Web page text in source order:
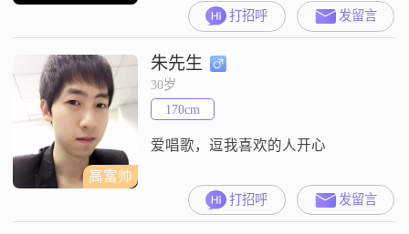
在3000元以下。我性格温柔体贴，
善解人意，总是愿意倾听他人的心
声，给予他们关怀和支持。我开朗
爱笑，善于与人相处，总能给周围
的人带来快乐和轻松的氛围。我富
有同理心，能够理解他人的感受和
需求，站在他们的角度思考问题。
打招呼 发留言
高富帅
朱先生
30岁
170cm
爱唱歌，逗我喜欢的人开心
打招呼 发留言